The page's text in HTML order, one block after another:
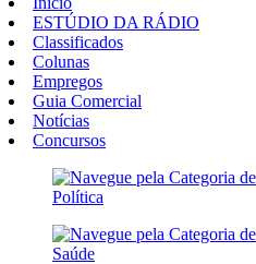
ESTÚDIO DA RÁDIO
Classificados
Colunas
Empregos
Guia Comercial
Notícias
Concursos
Política
Saúde